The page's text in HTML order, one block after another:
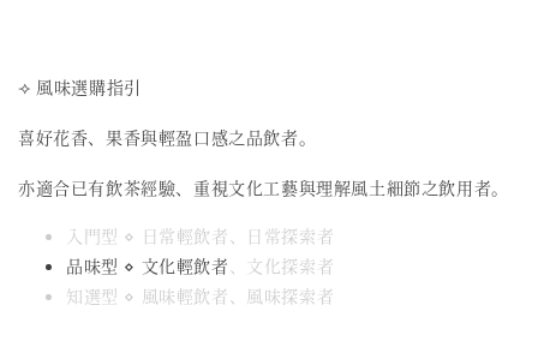
⟢ 風味選購指引
喜好花香、果香與輕盈口感之品飲者。
亦適合已有飲茶經驗、重視文化工藝與理解風土細節之飲用者。
入門型 ⋄ 日常輕飲者、日常探索者
品味型 ⋄ 文化輕飲者、文化探索者
知選型 ⋄ 風味輕飲者、風味探索者